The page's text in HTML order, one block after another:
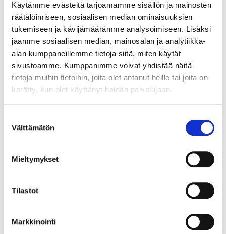
Käytämme evästeitä tarjoamamme sisällön ja mainosten
räätälöimiseen, sosiaalisen median ominaisuuksien
tukemiseen ja kävijämäärämme analysoimiseen. Lisäksi
jaamme sosiaalisen median, mainosalan ja analytiikka-
alan kumppaneillemme tietoja siitä, miten käytät
sivustoamme. Kumppanimme voivat yhdistää näitä
tietoja muihin tietoihin, joita olet antanut heille tai joita on
kerätty, kun olet käyttänyt heidän palvelujaan.
valinta
Välttämätön
Mieltymykset
Tilastot
Markkinointi
Katuosoite (*):
Maa (*):
Olen lukenut